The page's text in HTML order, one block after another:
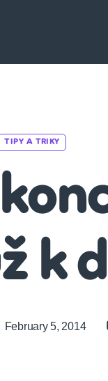
TIPY A TRIKY
k
February 5, 2014